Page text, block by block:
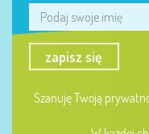
zapisz się
Szanuję Twoją